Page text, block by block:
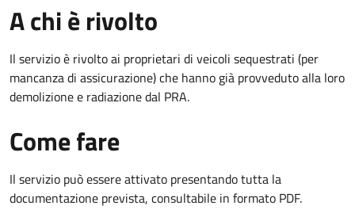
A chi è rivolto
Il servizio è rivolto ai proprietari di veicoli sequestrati (per
mancanza di assicurazione) che hanno già provveduto alla loro
demolizione e radiazione dal PRA.
Come fare
Il servizio può essere attivato presentando tutta la
documentazione prevista, consultabile in formato PDF.